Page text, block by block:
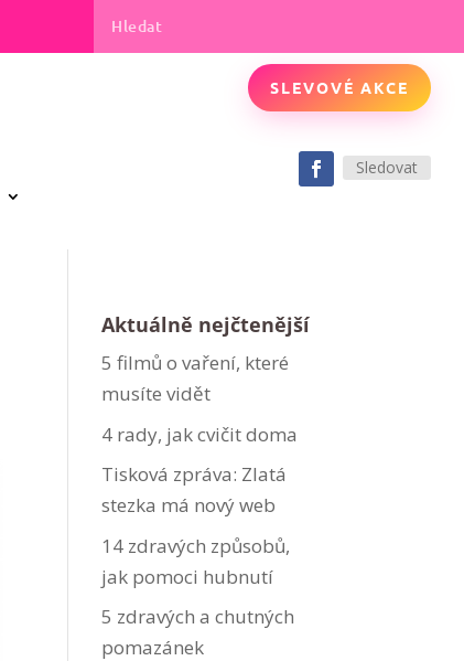
SLEVOVÉ AKCE
Sledovat
Aktuálně nejčtenější
5 filmů o vaření, které
musíte vidět
4 rady, jak cvičit doma
Tisková zpráva: Zlatá
stezka má nový web
14 zdravých způsobů,
jak pomoci hubnutí
5 zdravých a chutných
pomazánek